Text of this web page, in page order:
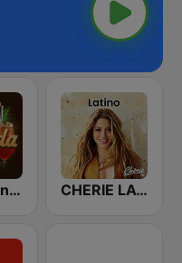
Latina Bandida! CHERIE LATINO